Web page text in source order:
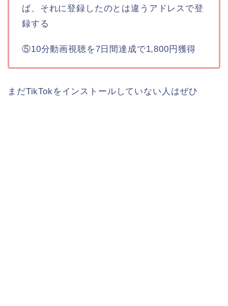
ば、それに登録したのとは違うアドレスで登
録する
⑤10分動画視聴を7日間達成で1,800円獲得
まだTikTokをインストールしていない人はぜひ